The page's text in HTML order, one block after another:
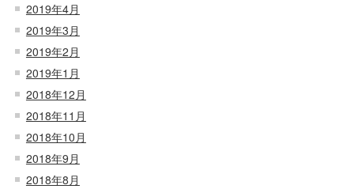
2019年4月
2019年3月
2019年2月
2019年1月
2018年12月
2018年11月
2018年10月
2018年9月
2018年8月